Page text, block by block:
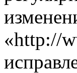
«http://